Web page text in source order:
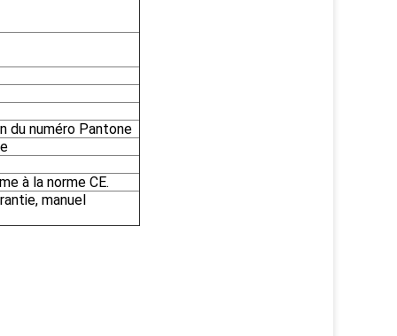
du numéro Pantone
à la norme CE.
manuel